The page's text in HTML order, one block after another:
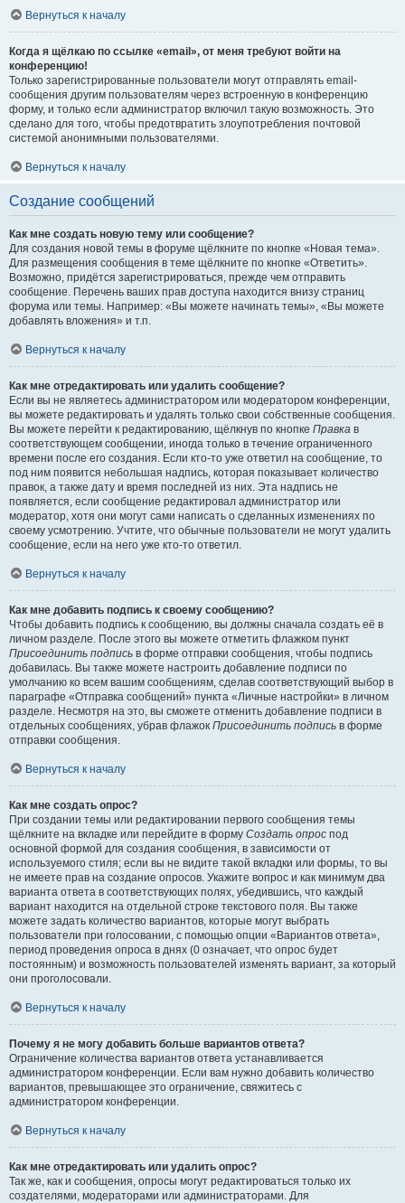
Вернуться к началу
Когда я щёлкаю по ссылке «email», от меня требуют войти на
конференцию!
Только зарегистрированные пользователи могут отправлять email-
сообщения другим пользователям через встроенную в конференцию
форму, и только если администратор включил такую возможность. Это
сделано для того, чтобы предотвратить злоупотребления почтовой
системой анонимными пользователями.
Вернуться к началу
Создание сообщений
Как мне создать новую тему или сообщение?
Для создания новой темы в форуме щёлкните по кнопке «Новая тема».
Для размещения сообщения в теме щёлкните по кнопке «Ответить».
Возможно, придётся зарегистрироваться, прежде чем отправить
сообщение. Перечень ваших прав доступа находится внизу страниц
форума или темы. Например: «Вы можете начинать темы», «Вы можете
добавлять вложения» и т.п.
Вернуться к началу
Как мне отредактировать или удалить сообщение?
Если вы не являетесь администратором или модератором конференции,
вы можете редактировать и удалять только свои собственные сообщения.
Вы можете перейти к редактированию, щёлкнув по кнопке Правка в
соответствующем сообщении, иногда только в течение ограниченного
времени после его создания. Если кто-то уже ответил на сообщение, то
под ним появится небольшая надпись, которая показывает количество
правок, а также дату и время последней из них. Эта надпись не
появляется, если сообщение редактировал администратор или
модератор, хотя они могут сами написать о сделанных изменениях по
своему усмотрению. Учтите, что обычные пользователи не могут удалить
сообщение, если на него уже кто-то ответил.
Вернуться к началу
Как мне добавить подпись к своему сообщению?
Чтобы добавить подпись к сообщению, вы должны сначала создать её в
личном разделе. После этого вы можете отметить флажком пункт
Присоединить подпись в форме отправки сообщения, чтобы подпись
добавилась. Вы также можете настроить добавление подписи по
умолчанию ко всем вашим сообщениям, сделав соответствующий выбор в
параграфе «Отправка сообщений» пункта «Личные настройки» в личном
разделе. Несмотря на это, вы сможете отменить добавление подписи в
отдельных сообщениях, убрав флажок Присоединить подпись в форме
отправки сообщения.
Вернуться к началу
Как мне создать опрос?
При создании темы или редактировании первого сообщения темы
щёлкните на вкладке или перейдите в форму Создать опрос под
основной формой для создания сообщения, в зависимости от
используемого стиля; если вы не видите такой вкладки или формы, то вы
не имеете прав на создание опросов. Укажите вопрос и как минимум два
варианта ответа в соответствующих полях, убедившись, что каждый
вариант находится на отдельной строке текстового поля. Вы также
можете задать количество вариантов, которые могут выбрать
пользователи при голосовании, с помощью опции «Вариантов ответа»,
период проведения опроса в днях (0 означает, что опрос будет
постоянным) и возможность пользователей изменять вариант, за который
они проголосовали.
Вернуться к началу
Почему я не могу добавить больше вариантов ответа?
Ограничение количества вариантов ответа устанавливается
администратором конференции. Если вам нужно добавить количество
вариантов, превышающее это ограничение, свяжитесь с
администратором конференции.
Вернуться к началу
Как мне отредактировать или удалить опрос?
Так же, как и сообщения, опросы могут редактироваться только их
создателями, модераторами или администраторами. Для